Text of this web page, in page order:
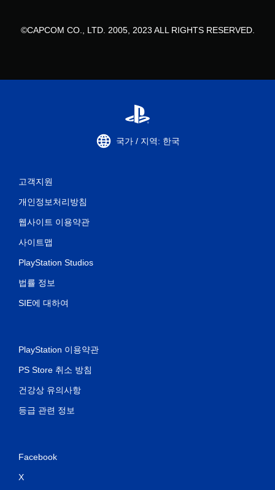
©CAPCOM CO., LTD. 2005, 2023 ALL RIGHTS RESERVED.
국가 / 지역: 한국
고객지원
개인정보처리방침
웹사이트 이용약관
사이트맵
PlayStation Studios
법률 정보
SIE에 대하여
PlayStation 이용약관
PS Store 취소 방침
건강상 유의사항
등급 관련 정보
Facebook
X